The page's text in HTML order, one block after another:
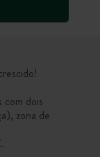
com dois
zona de